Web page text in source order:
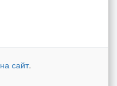
сайт.